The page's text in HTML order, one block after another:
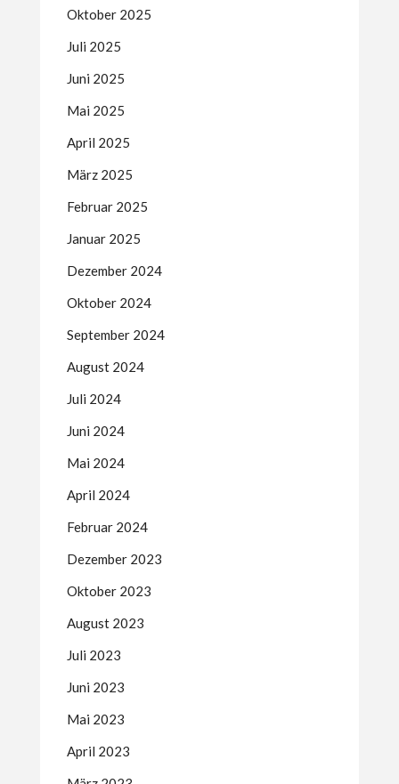
Oktober 2025
Juli 2025
Juni 2025
Mai 2025
April 2025
März 2025
Februar 2025
Januar 2025
Dezember 2024
Oktober 2024
September 2024
August 2024
Juli 2024
Juni 2024
Mai 2024
April 2024
Februar 2024
Dezember 2023
Oktober 2023
August 2023
Juli 2023
Juni 2023
Mai 2023
April 2023